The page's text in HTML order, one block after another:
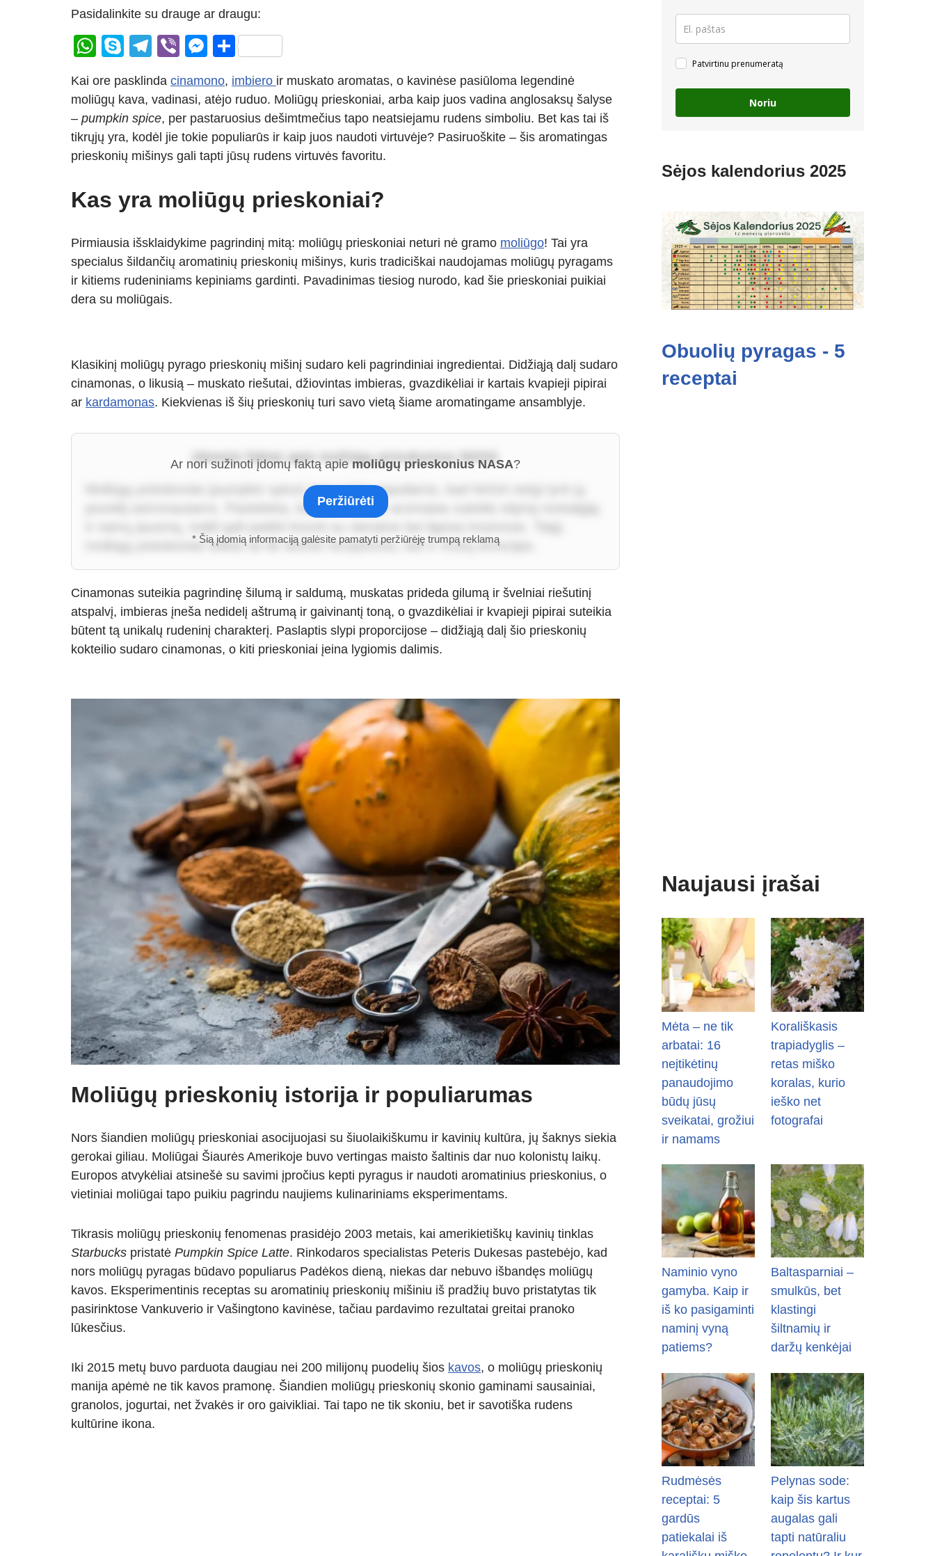
Pasidalinkite su drauge ar draugu:
W
at
s
A
p
S
p
e
T
e
gr
a
m
Vi
er
M
ss
e
n
g
S
ar
e
Kai ore pasklinda cinamono, imbiero ir muskato aromatas, o kavinėse pasiūloma legendinė
moliūgų kava, vadinasi, atėjo ruduo. Moliūgų prieskoniai, arba kaip juos vadina anglosaksų šalyse
– pumpkin spice, per pastaruosius dešimtmečius tapo neatsiejamu rudens simboliu. Bet kas tai iš
tikrųjų yra, kodėl jie tokie populiarūs ir kaip juos naudoti virtuvėje? Pasiruoškite – šis aromatingas
prieskonių mišinys gali tapti jūsų rudens virtuvės favoritu.
Kas yra moliūgų prieskoniai?
Pirmiausia išsklaidykime pagrindinį mitą: moliūgų prieskoniai neturi nė gramo moliūgo! Tai yra
specialus šildančių aromatinių prieskonių mišinys, kuris tradiciškai naudojamas moliūgų pyragams
ir kitiems rudeniniams kepiniams gardinti. Pavadinimas tiesiog nurodo, kad šie prieskoniai puikiai
dera su moliūgais.
Klasikinį moliūgų pyrago prieskonių mišinį sudaro keli pagrindiniai ingredientai. Didžiąją dalį sudaro
cinamonas, o likusią – muskato riešutai, džiovintas imbieras, gvazdikėliai ir kartais kvapieji pipirai
ar kardamonas. Kiekvienas iš šių prieskonių turi savo vietą šiame aromatingame ansamblyje.
Įdomūs faktai apie moliūgų prieskonius NASA
Moliūgų prieskoniai (pumpkin spice) tapo tokie populiarūs, kad NASA netgi tyrė jų
poveikį astronautams. Pastebėta, kad šio mišinio aromatas sukelia stiprią nostalgiją
moliūgų prieskoniai veikia ne tik skonio receptorius, bet ir mūsų emocijas.
Ar nori sužinoti įdomų faktą apiemoliūgų prieskonius NASA?
Peržiūrėti
* Šią įdomią informaciją galėsite pamatyti peržiūrėję trumpą reklamą
Cinamonas suteikia pagrindinę šilumą ir saldumą, muskatas prideda gilumą ir švelniai riešutinį
atspalvį, imbieras įneša nedidelį aštrumą ir gaivinantį toną, o gvazdikėliai ir kvapieji pipirai suteikia
būtent tą unikalų rudeninį charakterį. Paslaptis slypi proporcijose – didžiąją dalį šio prieskonių
kokteilio sudaro cinamonas, o kiti prieskoniai įeina lygiomis dalimis.
Moliūgų prieskonių istorija ir populiarumas
Nors šiandien moliūgų prieskoniai asocijuojasi su šiuolaikiškumu ir kavinių kultūra, jų šaknys siekia
gerokai giliau. Moliūgai Šiaurės Amerikoje buvo vertingas maisto šaltinis dar nuo kolonistų laikų.
Europos atvykėliai atsinešė su savimi įpročius kepti pyragus ir naudoti aromatinius prieskonius, o
vietiniai moliūgai tapo puikiu pagrindu naujiems kulinariniams eksperimentams.
Tikrasis moliūgų prieskonių fenomenas prasidėjo 2003 metais, kai amerikietiškų kavinių tinklas
Starbucks pristatė Pumpkin Spice Latte. Rinkodaros specialistas Peteris Dukesas pastebėjo, kad
nors moliūgų pyragas būdavo populiarus Padėkos dieną, niekas dar nebuvo išbandęs moliūgų
kavos. Eksperimentinis receptas su aromatinių prieskonių mišiniu iš pradžių buvo pristatytas tik
pasirinktose Vankuverio ir Vašingtono kavinėse, tačiau pardavimo rezultatai greitai pranoko
lūkesčius.
Iki 2015 metų buvo parduota daugiau nei 200 milijonų puodelių šios kavos, o moliūgų prieskonių
manija apėmė ne tik kavos pramonę. Šiandien moliūgų prieskonių skonio gaminami sausainiai,
granolos, jogurtai, net žvakės ir oro gaivikliai. Tai tapo ne tik skoniu, bet ir savotiška rudens
kultūrine ikona.
Patvirtinu prenumeratą
Noriu
Sėjos kalendorius 2025
Obuolių pyragas - 5
receptai
Naujausi įrašai
Mėta – ne tik
arbatai: 16
neįtikėtinų
panaudojimo
būdų jūsų
sveikatai, grožiui
ir namams
Korališkasis
trapiadyglis –
retas miško
koralas, kurio
ieško net
fotografai
Naminio vyno
gamyba. Kaip ir
iš ko pasigaminti
naminį vyną
patiems?
Baltasparniai –
smulkūs, bet
klastingi
šiltnamių ir
daržų kenkėjai
Rudmėsės
receptai: 5
gardūs
patiekalai iš
Pelynas sode:
kaip šis kartus
augalas gali
tapti natūraliu